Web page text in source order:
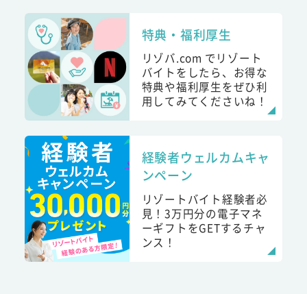
特典・福利厚生
リゾバ.com でリゾート
バイトをしたら、お得な
特典や福利厚生をぜひ利
用してみてくださいね！
経験者ウェルカムキャ
ンペーン
リゾートバイト経験者必
見！3万円分の電子マネ
ーギフトをGETするチャ
ンス！